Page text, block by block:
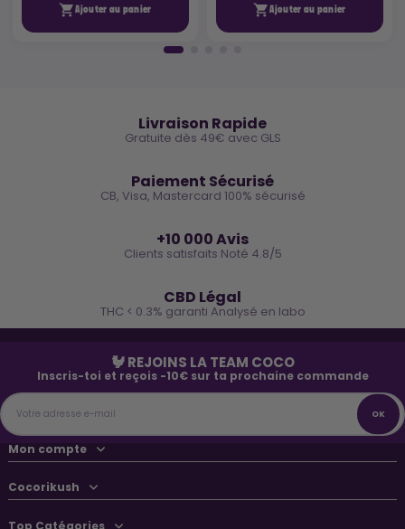
Ajouter au panier Ajouter au panier
Livraison Rapide
Gratuite dès 49€ avec GLS
Paiement Sécurisé
CB, Visa, Mastercard 100% sécurisé
+10 000 Avis
Clients satisfaits Noté 4.8/5
CBD Légal
THC < 0.3% garanti Analysé en labo
🐓 REJOINS LA TEAM COCO
Inscris-toi et reçois -10€ sur ta prochaine commande
Mon compte
Cocorikush
Top Catégories